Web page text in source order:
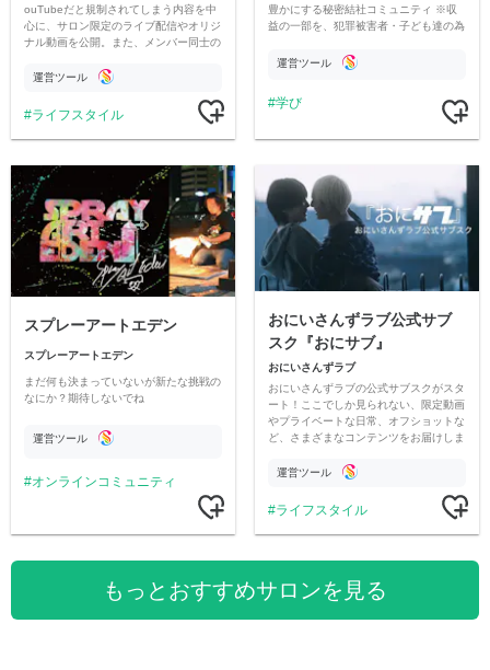
ouTubeだと規制されてしまう内容を中
心に、サロン限定のライブ配信やオリジ
ナル動画を公開。また、メンバー同士の
ただいています。
運営ツール
ライフスタイル
豊かにする秘密結社コミュニティ ※収
益の一部を、犯罪被害者・子ども達の為
す運営ツール
学び
スプレーアートエデン
スプレーアートエデン
まだ何も決まっていないが新たな挑戦の
なにか？期待しないでね
運営ツール
オンラインコミュニティ
おにいさんずラブ公式サブ
スク『おにサブ』
おにいさんずラブ
おにいさんずラブの公式サブスクがスタ
ート！ここでしか見られない、限定動画
やプライベートな日常、オフショットな
ど、さまざまなコンテンツをお届けしま
運営ツール
ライフスタイル
もっとおすすめサロンを見る